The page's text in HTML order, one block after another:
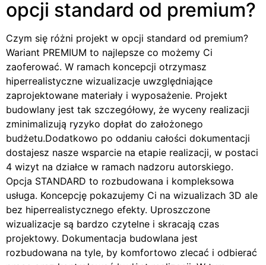
opcji standard od premium?
Czym się różni projekt w opcji standard od premium?
Wariant PREMIUM to najlepsze co możemy Ci
zaoferować. W ramach koncepcji otrzymasz
hiperrealistyczne wizualizacje uwzględniające
zaprojektowane materiały i wyposażenie. Projekt
budowlany jest tak szczegółowy, że wyceny realizacji
zminimalizują ryzyko dopłat do założonego
budżetu.Dodatkowo po oddaniu całości dokumentacji
dostajesz nasze wsparcie na etapie realizacji, w postaci
4 wizyt na działce w ramach nadzoru autorskiego.
Opcja STANDARD to rozbudowana i kompleksowa
usługa. Koncepcję pokazujemy Ci na wizualizach 3D ale
bez hiperrealistycznego efekty. Uproszczone
wizualizacje są bardzo czytelne i skracają czas
projektowy. Dokumentacja budowlana jest
rozbudowana na tyle, by komfortowo zlecać i odbierać